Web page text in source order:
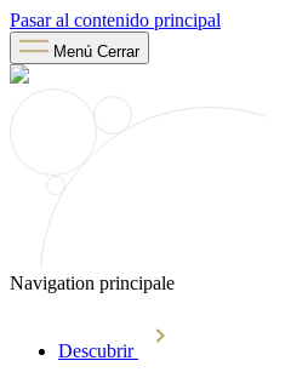
Pasar al contenido principal
Menú Cerrar
Navigation principale
Descubrir